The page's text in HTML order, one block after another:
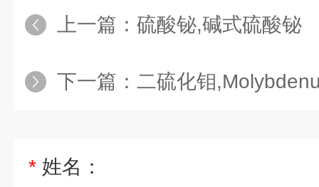
上一篇： 硫酸铋,碱式硫酸铋
下一篇： 二硫化钼
* 姓名：